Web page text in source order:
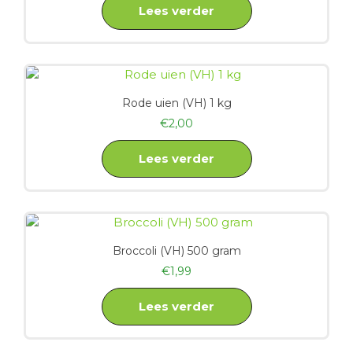
Lees verder
Rode uien (VH) 1 kg
€2,00
Lees verder
Broccoli (VH) 500 gram
€1,99
Lees verder